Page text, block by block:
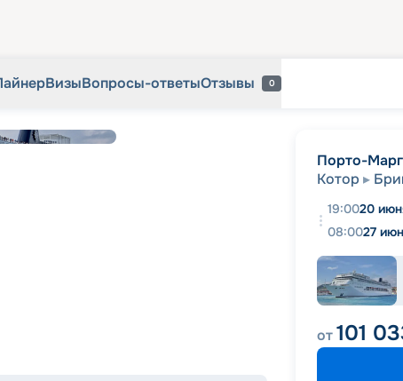
ВизыВопросы-ответыОтзывы 0
Порто-
Котор
19:0020
08:0027
от101